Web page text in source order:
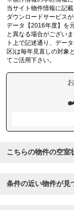
当サイト物件情報に記
ダウンロードサービス
データ【2016年度】を
と異なる場合がござい
ト上で記述通り、デー
区)は毎年見直しの対象
てご活用下さい。
こちらの物件の空室
条件の近い物件が見